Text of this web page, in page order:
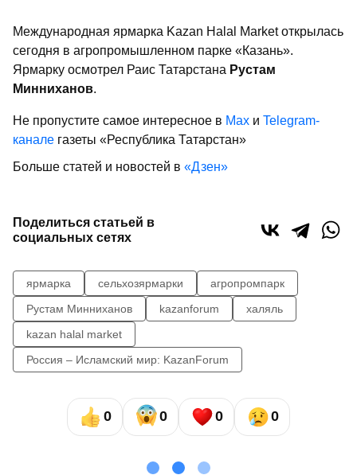
Международная ярмарка Kazan Halal Market открылась
сегодня в агропромышленном парке «Казань».
Ярмарку осмотрел Раис Татарстана Рустам
Минниханов.
Не пропустите самое интересное в Max и Telegram-
канале газеты «Республика Татарстан»
Больше статей и новостей в «Дзен»
Поделиться статьей в
социальных сетях
ярмарка сельхозярмарки
агропромпарк
Рустам Минниханов
kazanforum
халяль
kazan halal market
Россия – Исламский мир: KazanForum
0 0 0 0